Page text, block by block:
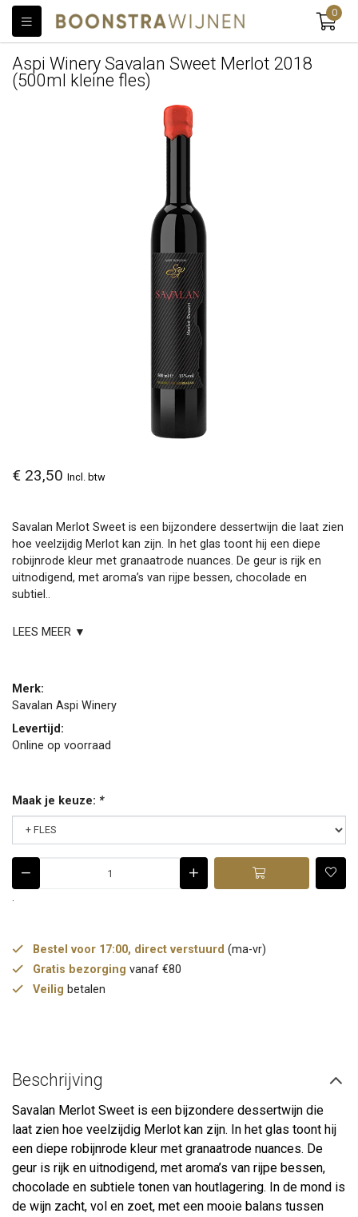
0
Aspi Winery Savalan Sweet Merlot 2018
(500ml kleine fles)
€ 23,50 Incl. btw
Savalan Merlot Sweet is een bijzondere dessertwijn die laat zien
hoe veelzijdig Merlot kan zijn. In het glas toont hij een diepe
robijnrode kleur met granaatrode nuances. De geur is rijk en
uitnodigend, met aroma’s van rijpe bessen, chocolade en
subtiel..
LEES MEER ▼
Merk:
Savalan Aspi Winery
Levertijd:
Online op voorraad
Maak je keuze: *
.
Bestel voor 17:00, direct verstuurd (ma-vr)
Gratis bezorging vanaf €80
Veilig betalen
Beschrijving
Savalan Merlot Sweet is een bijzondere dessertwijn die
laat zien hoe veelzijdig Merlot kan zijn. In het glas toont hij
een diepe robijnrode kleur met granaatrode nuances. De
geur is rijk en uitnodigend, met aroma’s van rijpe bessen,
chocolade en subtiele tonen van houtlagering. In de mond is
de wijn zacht, vol en zoet, met een mooie balans tussen